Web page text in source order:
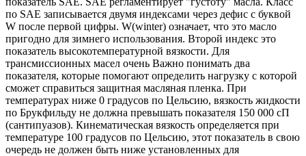
по SAE записывается двумя индексами через дефис с буквой
W после первой цифры. W(winter) означает, что это масло
пригодно для зимнего использования. Второй индекс это
показатель высокотемпературной вязкости. Для
трансмиссионных масел очень Важно понимать два
показателя, которые помогают определить нагрузку с которой
сможет справиться защитная масляная пленка. При
температурах ниже 0 градусов по Цельсию, вязкость жидкости
по Брукфильду не должна превышать показателя 150 000 сП
(сантипуазов). Кинематическая вязкость определяется при
температуре 100 градусов по Цельсию, этот показатель в свою
очередь не должен быть ниже установленных для